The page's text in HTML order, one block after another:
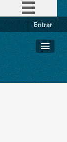
Entrar